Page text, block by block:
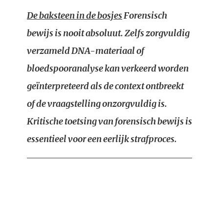
De baksteen in de bosjesForensisch
bewijs is nooit absoluut. Zelfs zorgvuldig
verzameld DNA-materiaal of
bloedspooranalyse kan verkeerd worden
geïnterpreteerd als de context ontbreekt
of de vraagstelling onzorgvuldig is.
Kritische toetsing van forensisch bewijs is
essentieel voor een eerlijk strafproces.